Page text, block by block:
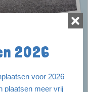
2026
voor 2026
plaatsen meer vrij
kampeervelden
van: